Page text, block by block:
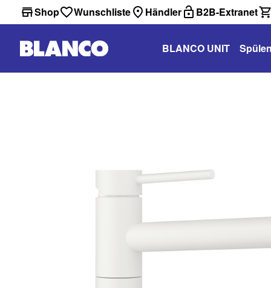
Shop Wunschliste Händler B2B-Extranet
BLANCO UNIT